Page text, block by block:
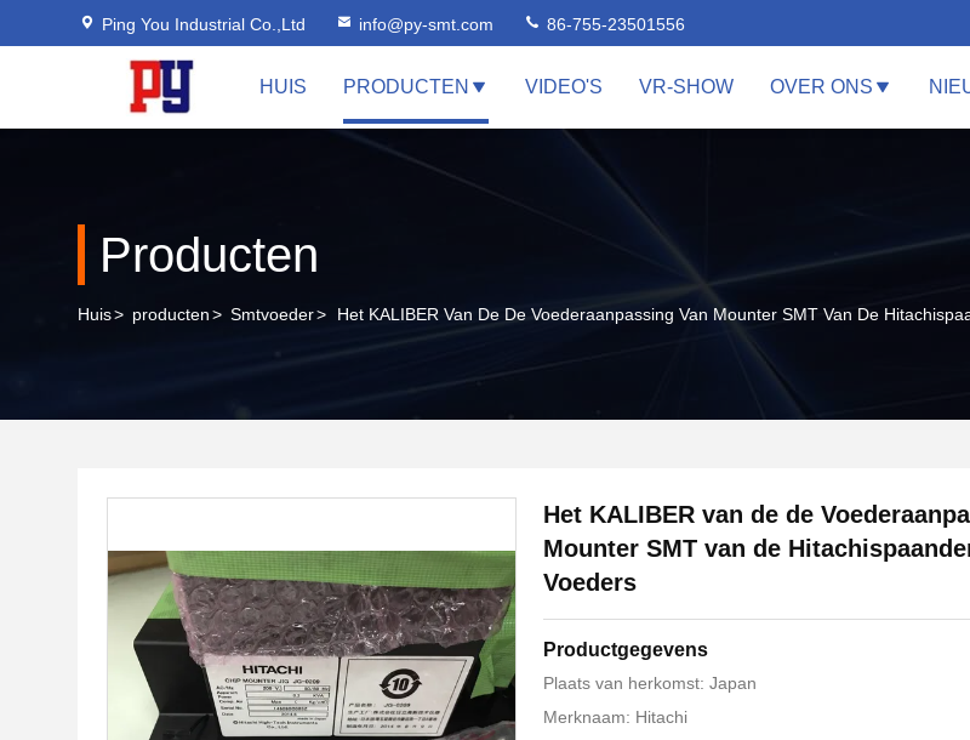
Ping You Industrial Co.,Ltd info@py-smt.com 86-755-23501556
HUIS PRODUCTEN VIDEO'S VR-SHOW OVER ONS
Producten
Huis> producten> Smtvoeder> Het KALIBER Van De De Voederaanpassing Van Mounter SMT Van De
Het KALIBER van de de
Mounter SMT van de
Voeders
Productgegevens
Plaats van herkomst: Japan
Merknaam: Hitachi